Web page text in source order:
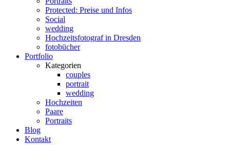
Protected: Preise und Infos
Social
wedding
Hochzeitsfotograf in Dresden
fotobücher
Portfolio
Kategorien
couples
portrait
wedding
Hochzeiten
Paare
Portraits
Blog
Kontakt